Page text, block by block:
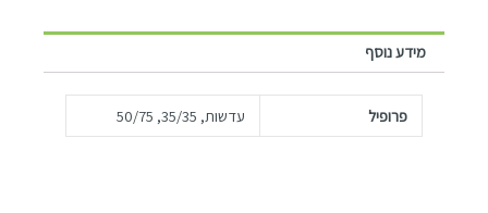
מידע נוסף
פרופיל עדשות, 35/35, 50/75